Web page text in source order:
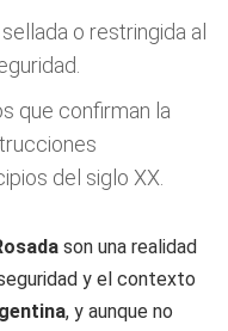
o restringida al
que confirman la
del siglo XX.
son una realidad
y el contexto
, y aunque no